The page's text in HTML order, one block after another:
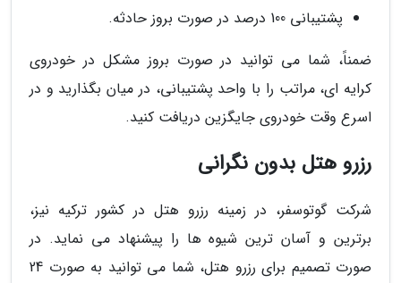
پشتیبانی 100 درصد در صورت بروز حادثه.
ضمناً، شما می توانید در صورت بروز مشکل در خودروی
کرایه ای، مراتب را با واحد پشتیبانی، در میان بگذارید و در
اسرع وقت خودروی جایگزین دریافت کنید.
رزرو هتل بدون نگرانی
شرکت گوتوسفر، در زمینه رزرو هتل در کشور ترکیه نیز،
برترین و آسان ترین شیوه ها را پیشنهاد می نماید. در
صورت تصمیم برای رزرو هتل، شما می توانید به صورت 24